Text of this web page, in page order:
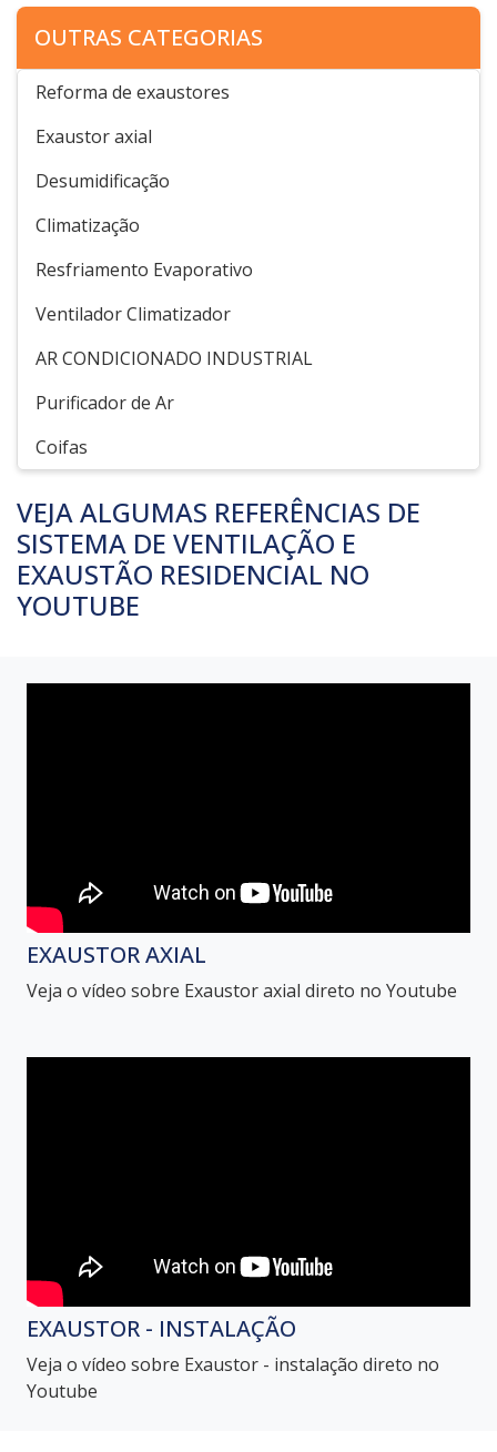
OUTRAS CATEGORIAS
Reforma de exaustores
Exaustor axial
Desumidificação
Climatização
Resfriamento Evaporativo
Ventilador Climatizador
AR CONDICIONADO INDUSTRIAL
Purificador de Ar
Coifas
VEJA ALGUMAS REFERÊNCIAS DE
SISTEMA DE VENTILAÇÃO E
EXAUSTÃO RESIDENCIAL NO
YOUTUBE
EXAUSTOR AXIAL
Veja o vídeo sobre Exaustor axial direto no Youtube
EXAUSTOR - INSTALAÇÃO
Veja o vídeo sobre Exaustor - instalação direto no
Youtube